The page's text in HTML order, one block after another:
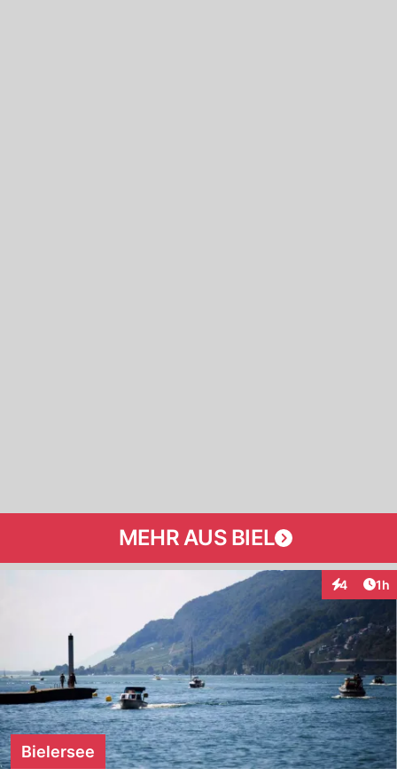
MEHR AUS BIEL
4 1h
Bielersee